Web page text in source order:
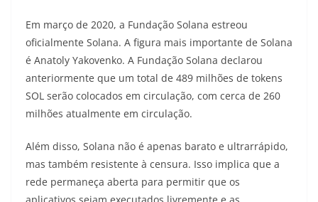
Em março de 2020, a Fundação Solana estreou
oficialmente Solana. A figura mais importante de Solana
é Anatoly Yakovenko. A Fundação Solana declarou
anteriormente que um total de 489 milhões de tokens
SOL serão colocados em circulação, com cerca de 260
milhões atualmente em circulação.
Além disso, Solana não é apenas barato e ultrarrápido,
mas também resistente à censura. Isso implica que a
rede permaneça aberta para permitir que os